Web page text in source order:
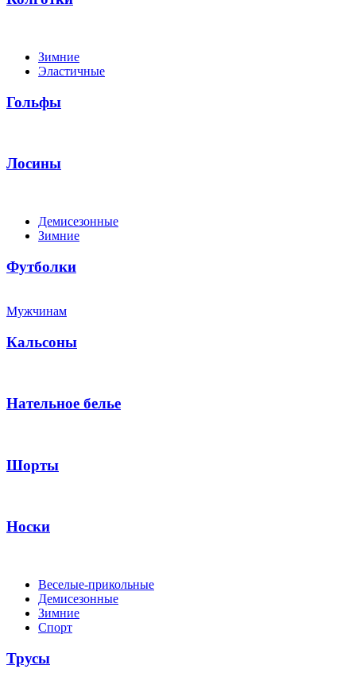
Зимние
Эластичные
Гольфы
Лосины
Демисезонные
Зимние
Футболки
Мужчинам
Кальсоны
Нательное белье
Шорты
Носки
Веселые-прикольные
Демисезонные
Зимние
Спорт
Трусы